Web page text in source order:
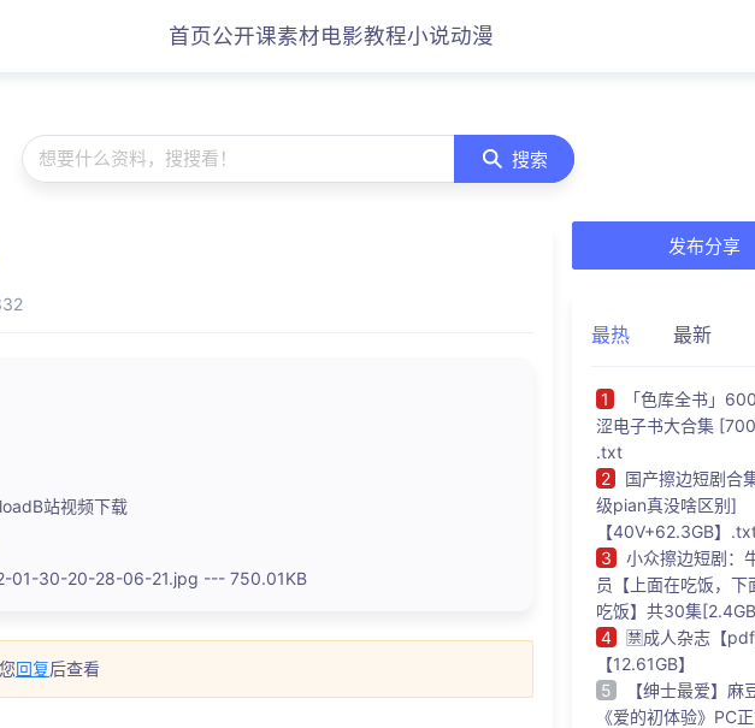
首页公开课素材电影教程小说动漫
想要什么资料，搜搜看！ 搜索
站视频下载
01-30-20-28-06-21.jpg --- 750.01KB
回复后查看
发布分享
最热 最新
1
「色库全书」
涩电子书大合集
.txt
2
国产擦边短剧合
级pian真没啥区别]
【40V+62.3GB】
3
小众擦边短剧：
员【上面在吃饭，下
吃饭】共30集
4
🈲成人杂志【pdf
【12.61GB】
5
【绅士最爱】麻
《爱的初体验》PC